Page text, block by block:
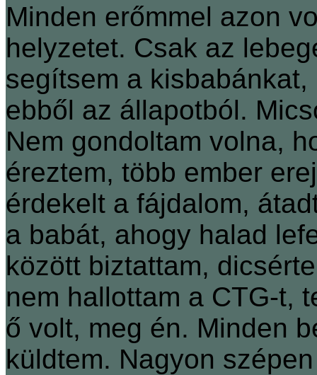
Minden erőmmel azon
helyzetet. Csak az
segítsem a
ebből az állapotból.
Nem gondoltam volna,
éreztem, több ember
érdekelt a fájdalom,
a babát, ahogy halad
között biztattam,
nem hallottam a CTG-t,
ő volt, meg én. Minden
küldtem. Nagyon